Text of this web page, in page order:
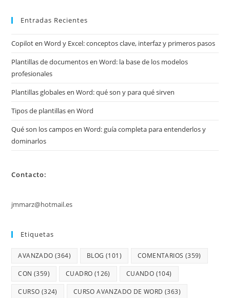
Entradas Recientes
Copilot en Word y Excel: conceptos clave, interfaz y primeros pasos
Plantillas de documentos en Word: la base de los modelos
profesionales
Plantillas globales en Word: qué son y para qué sirven
Tipos de plantillas en Word
Qué son los campos en Word: guía completa para entenderlos y
dominarlos
Contacto:
jmmarz@hotmail.es
Etiquetas
AVANZADO (364) BLOG (101) COMENTARIOS (359)
CON (359) CUADRO (126) CUANDO (104)
CURSO (324) CURSO AVANZADO DE WORD (363)